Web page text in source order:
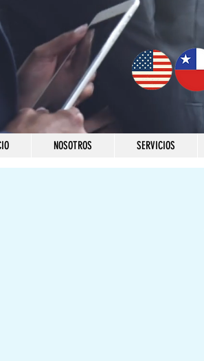
NOSOTROS SERVICIOS